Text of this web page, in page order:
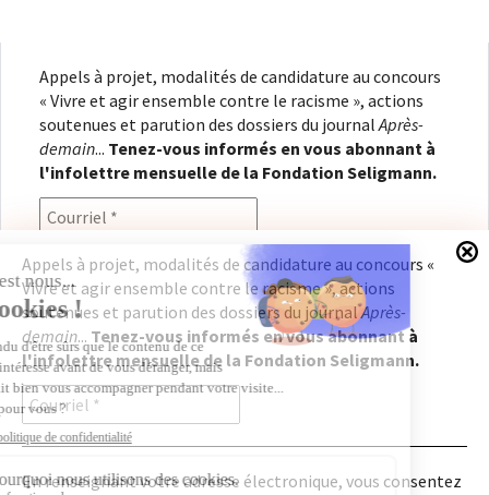
Appels à projet, modalités de candidature au concours
« Vivre et agir ensemble contre le racisme », actions
soutenues et parution des dossiers du journal Après-
demain... Tenez-vous informés en vous abonnant à
l'infolettre mensuelle de la Fondation Seligmann.
En renseignant votre adresse électronique, vous
consentez à recevoir l'infolettre de la Fondation
Seligmann, conformément à notrepolitique de
confidentialité. Il vous sera possible de vous
désabonner à tout moment.
Appels à projet, modalités de candidature au concours «
Vivre et agir ensemble contre le racisme », actions
soutenues et parution des dossiers du journalAprès-
demain... Tenez-vous informés en vous abonnant à
l'infolettre mensuelle de la Fondation Seligmann.
En renseignant votre adresse électronique, vous consentez